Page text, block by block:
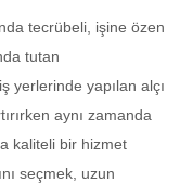
tecrübeli, işine özen
tutan
yerlerinde yapılan alçı
aynı zamanda
kaliteli bir hizmet
seçmek, uzun